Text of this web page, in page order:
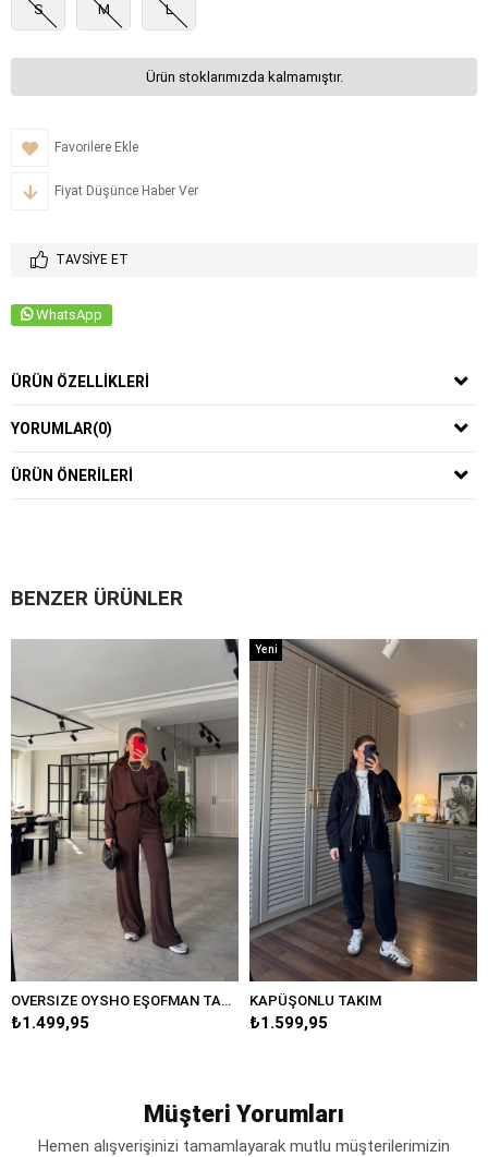
S M L
Ürün stoklarımızda kalmamıştır.
Favorilere Ekle
Fiyat Düşünce Haber Ver
TAVSIYE ET
WhatsApp
ÜRÜN ÖZELLIKLERI
YORUMLAR(0)
ÜRÜN ÖNERILERI
BENZER ÜRÜNLER
OVERSIZE OYSHO EŞOFMAN TAKIM
₺1.499,95
KAPÜŞONLU TAKIM
₺1.599,95
Yeni
Ürün
Müşteri Yorumları
Hemen alışverişinizi tamamlayarak mutlu müşterilerimizin